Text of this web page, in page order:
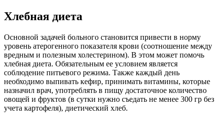
Хлебная диета
Основной задачей больного становится привести в норму
уровень атерогенного показателя крови (соотношение между
вредным и полезным холестерином). В этом может помочь
хлебная диета. Обязательным ее условием является
соблюдение питьевого режима. Также каждый день
необходимо выпивать кефир, принимать витамины, которые
назначил врач, употреблять в пищу достаточное количество
овощей и фруктов (в сутки нужно съедать не менее 300 гр без
учета картофеля), диетический хлеб.